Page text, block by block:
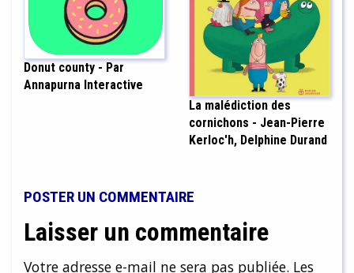
Donut county - Par
Annapurna Interactive
La malédiction des
cornichons - Jean-Pierre
Kerloc'h, Delphine Durand
POSTER UN COMMENTAIRE
Laisser un commentaire
Votre adresse e-mail ne sera pas publiée. Les